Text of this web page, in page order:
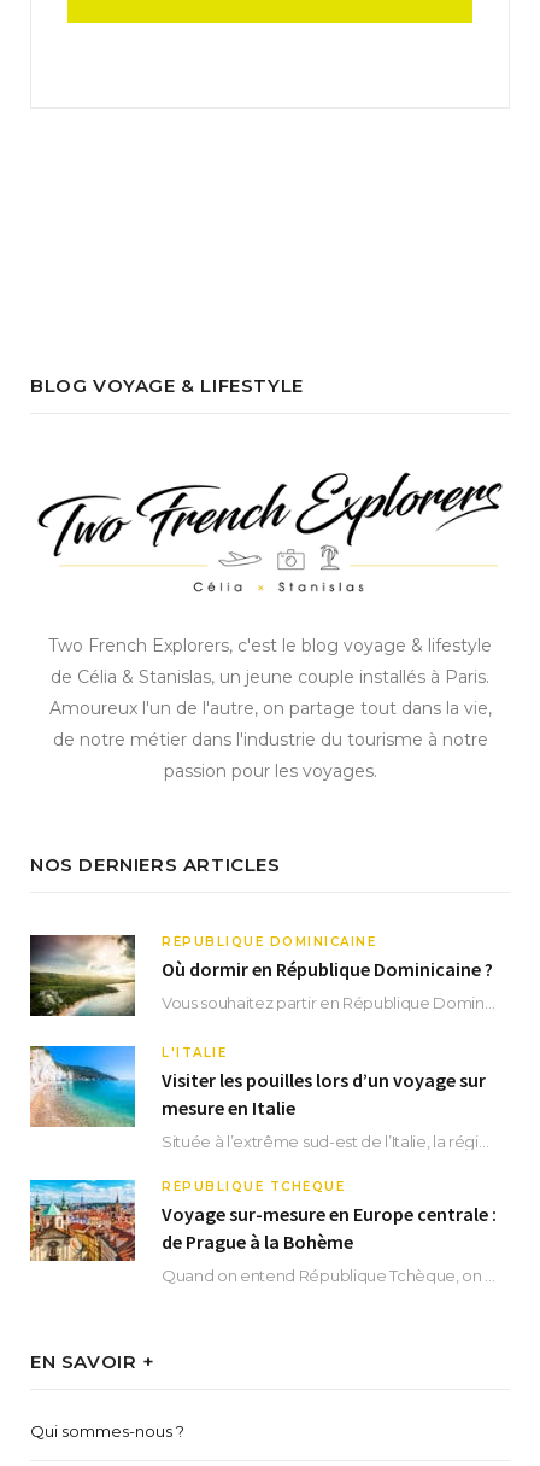
BLOG VOYAGE & LIFESTYLE
Two French Explorers, c'est le blog voyage & lifestyle
de Célia & Stanislas, un jeune couple installés à Paris.
Amoureux l'un de l'autre, on partage tout dans la vie,
de notre métier dans l'industrie du tourisme à notre
passion pour les voyages.
NOS DERNIERS ARTICLES
RÉPUBLIQUE DOMINICAINE
Où dormir en République Dominicaine ?
L'ITALIE
Visiter les pouilles lors d’un voyage sur
mesure en Italie
RÉPUBLIQUE TCHÈQUE
Voyage sur-mesure en Europe centrale :
de Prague à la Bohème
EN SAVOIR +
Qui sommes-nous ?